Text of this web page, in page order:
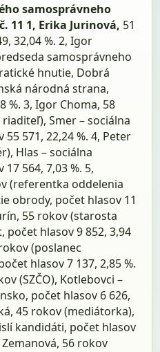
samosprávneho
11 1, Erika Jurinová, 51
32,04 %. 2, Igor
samosprávneho
hnutie, Dobrá
národná strana,
%. 3, Igor Choma, 58
Smer – sociálna
571, 22,24 %. 4, Peter
Hlas – sociálna
564, 7,03 %. 5,
(referentka oddelenia
obrody, počet hlasov 11
55 rokov (starosta
počet hlasov 9 852, 3,94
(poslanec
hlasov 7 137, 2,85 %.
(SZČO), Kotlebovci –
počet hlasov 6 626,
45 rokov (mediátorka),
kandidáti, počet hlasov
Zemanová, 56 rokov